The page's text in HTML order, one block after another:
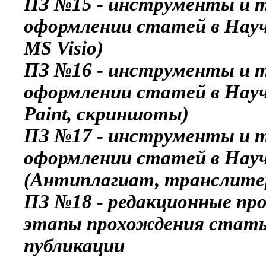
оформлении статей в
MS Visio)
ПЗ №16 - инструменты и
оформлении статей в
Paint, скриншоты)
ПЗ №17 - инструменты и
оформлении статей в
(Антиплагиат,
ПЗ №18 - редакционные
этапы прохождения
публикации